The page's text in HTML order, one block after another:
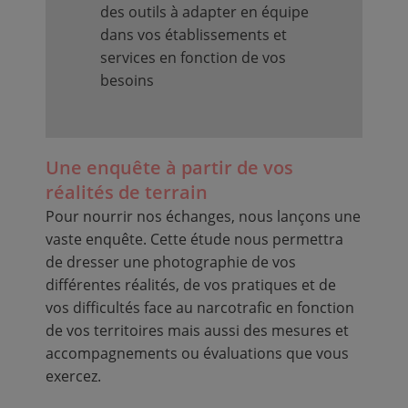
des outils à adapter en équipe
dans vos établissements et
services en fonction de vos
besoins
Une enquête à partir de vos
réalités de terrain
Pour nourrir nos échanges, nous lançons une
vaste enquête. Cette étude nous permettra
de dresser une photographie de vos
différentes réalités, de vos pratiques et de
vos difficultés face au narcotrafic en fonction
de vos territoires mais aussi des mesures et
accompagnements ou évaluations que vous
exercez.